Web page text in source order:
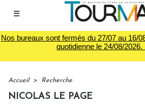
☰
Nos bureaux sont fermés du 27/07 au 16/
quotidienne le 24/08/2026.
Accueil > Recherche
NICOLAS LE PAGE